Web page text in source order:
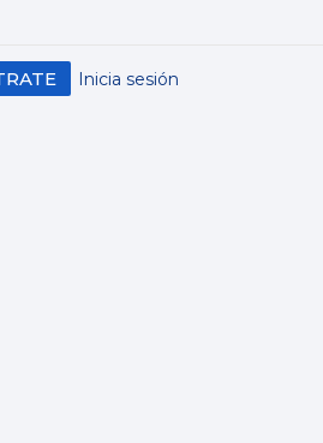
Inicia sesión